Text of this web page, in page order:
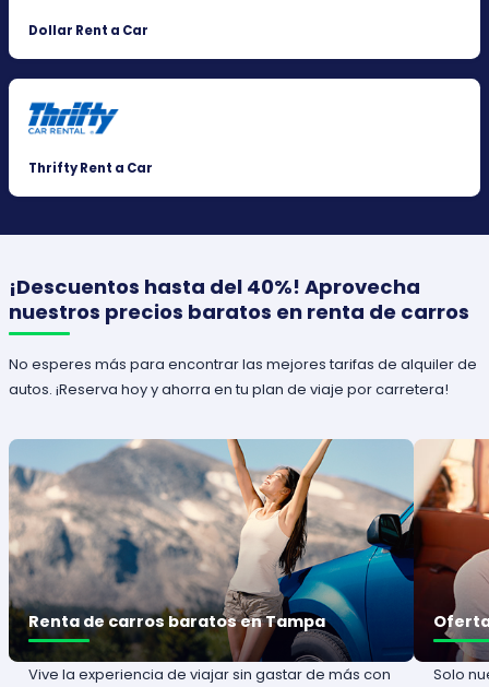
Dollar Rent a Car
Thrifty Rent a Car
¡Descuentos hasta del 40%! Aprovecha
nuestros precios baratos en renta de carros
No esperes más para encontrar las mejores tarifas de alquiler de
autos. ¡Reserva hoy y ahorra en tu plan de viaje por carretera!
Renta de carros baratos en Tampa
Vive la experiencia de viajar sin gastar de más con
Solo